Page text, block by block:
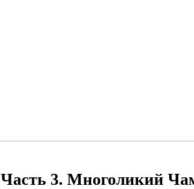
3. Многоликий